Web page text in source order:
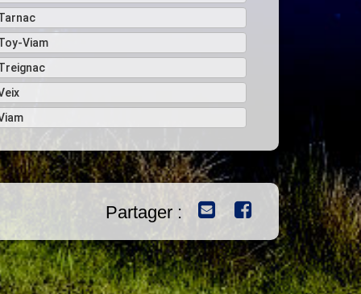
Viam
Partager :